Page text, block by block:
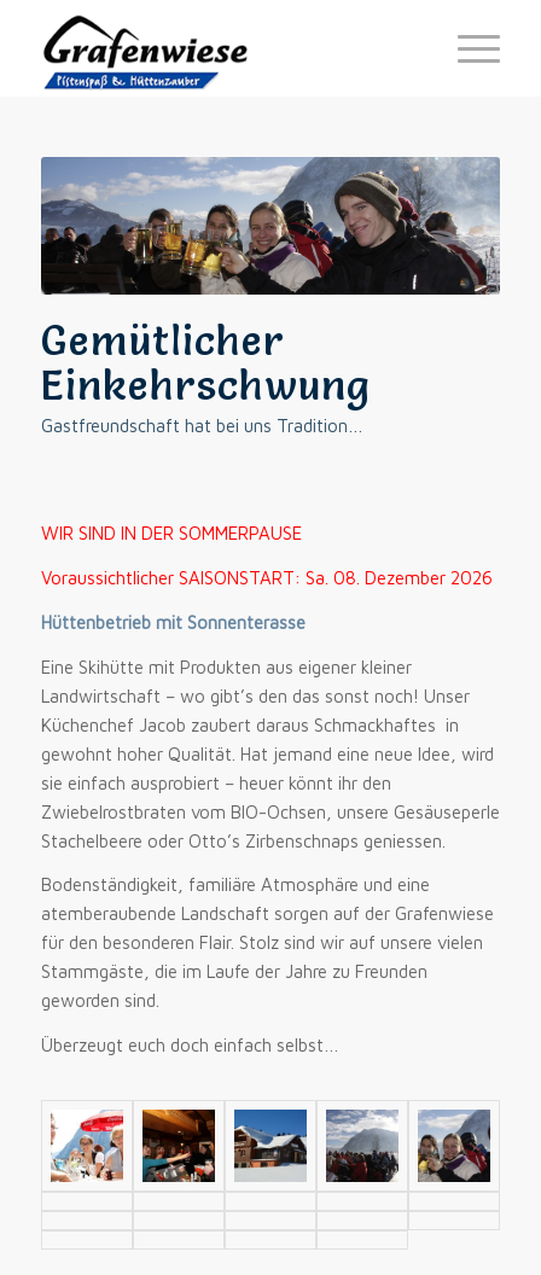
Gemütlicher
Einkehrschwung
Gastfreundschaft hat bei uns Tradition…
WIR SIND IN DER SOMMERPAUSE
Voraussichtlicher SAISONSTART: Sa. 08. Dezember 2026
Hüttenbetrieb mit Sonnenterasse
Eine Skihütte mit Produkten aus eigener kleiner
Landwirtschaft – wo gibt’s den das sonst noch! Unser
Küchenchef Jacob zaubert daraus Schmackhaftes in
gewohnt hoher Qualität. Hat jemand eine neue Idee, wird
sie einfach ausprobiert – heuer könnt ihr den
Zwiebelrostbraten vom BIO-Ochsen, unsere Gesäuseperle
Stachelbeere oder Otto’s Zirbenschnaps geniessen.
Bodenständigkeit, familiäre Atmosphäre und eine
atemberaubende Landschaft sorgen auf der Grafenwiese
für den besonderen Flair. Stolz sind wir auf unsere vielen
Stammgäste, die im Laufe der Jahre zu Freunden
geworden sind.
Überzeugt euch doch einfach selbst…